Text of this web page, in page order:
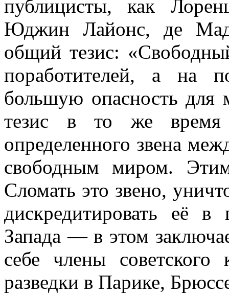
публицисты, как
Юджин Лайонс, де
общий тезис:
поработителей, а на
большую опасность для
те­зис в то же время
определенного звена
свободным миром.
Сломать это звено,
дискредитировать её в
Запада — в этом
себе члены советского
разведки в Пари­ке,